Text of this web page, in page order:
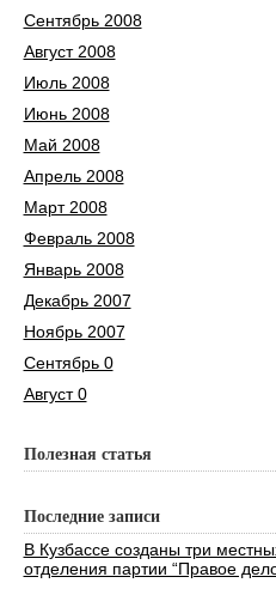
Сентябрь 2008
Август 2008
Июль 2008
Июнь 2008
Май 2008
Апрель 2008
Март 2008
Февраль 2008
Январь 2008
Декабрь 2007
Ноябрь 2007
Сентябрь 0
Август 0
Полезная статья
Последние записи
В Кузбассе созданы три
отделения партии “Правое